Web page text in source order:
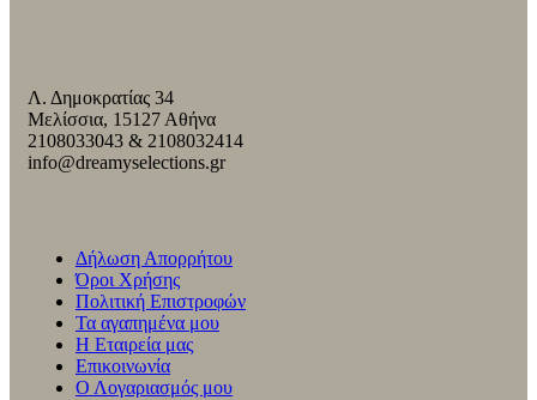
Λ. Δημοκρατίας 34
Μελίσσια, 15127 Αθήνα
2108033043 & 2108032414
info@dreamyselections.gr
Δήλωση Απορρήτου
Όροι Χρήσης
Πολιτική Επιστροφών
Τα αγαπημένα μου
Η Εταιρεία μας
Επικοινωνία
Ο Λογαριασμός μου